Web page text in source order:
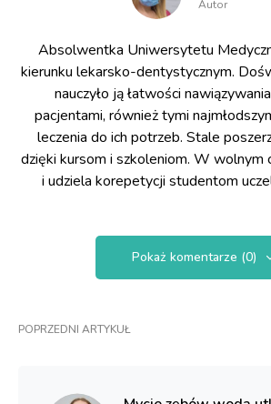
Autor
Absolwentka Uniwersytetu
kierunku lekarsko-dentystycznym.
nauczyło ją łatwości
pacjentami, również tymi
leczenia do ich potrzeb. Stale
dzięki kursom i szkoleniom. W wolnym
i udziela korepetycji studentom
Pokaż komentarze (0)
POPRZEDNI ARTYKUŁ